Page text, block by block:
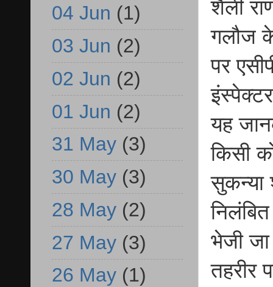
शैली
गलौज
पर
यह
किसी
सुकन्या
भेजी जा
तहरीर
04 Jun (1)
03 Jun (2)
02 Jun (2)
01 Jun (2)
31 May (3)
30 May (3)
28 May (2)
27 May (3)
26 May (1)